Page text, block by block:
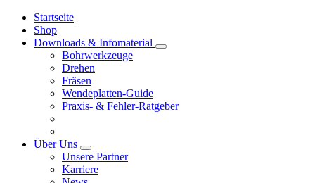
Startseite
Shop
Downloads & Infomaterial
Bohrwerkzeuge
Drehen
Fräsen
Wendeplatten-Guide
Praxis- & Fehler-Ratgeber
Über Uns
Unsere Partner
Karriere